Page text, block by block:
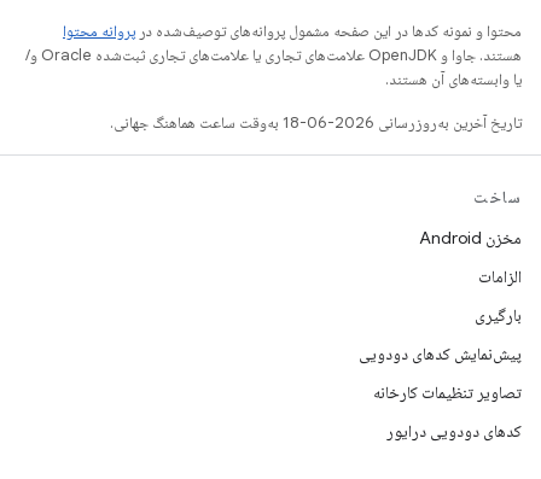
محتوا و نمونه کدها در این صفحه مشمول پروانه‌های توصیف‌شده در پروانه محتوا
هستند. جاوا و OpenJDK علامت‌های تجاری یا علامت‌های تجاری ثبت‌شده Oracle و/
یا وابسته‌های آن هستند.
تاریخ آخرین به‌روزرسانی 2026-06-18 به‌وقت ساعت هماهنگ جهانی.
ساخت
مخزن Android
الزامات
بارگیری
پیش‌نمایش کدهای دودویی
تصاویر تنظیمات کارخانه
کدهای دودویی درایور